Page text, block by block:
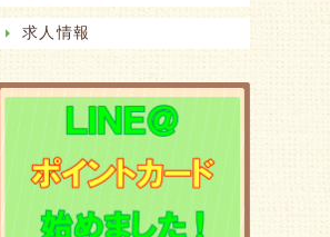
求人情報